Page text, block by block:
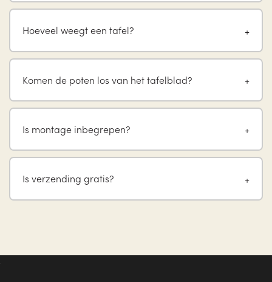
Hoeveel weegt een tafel?
Komen de poten los van het tafelblad?
Is montage inbegrepen?
Is verzending gratis?